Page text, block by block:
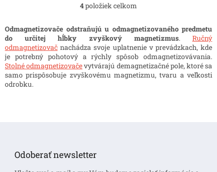
O
l
á
d
a
c
i
4položiek celkom
Odmagnetizovače odstraňujú u odmagnetizovaného predmetu
do určitej hĺbky zvyškový magnetizmus.Ručný
odmagnetizovač nachádza svoje uplatnenie v prevádzkach, kde
je potrebný pohotový a rýchly spôsob odmagnetizovávania.
Stolné odmagnetizovačevytvárajú demagnetizačné pole, ktoré sa
samo prispôsobuje zvyškovému magnetizmu, tvaru a veľkosti
odrobku.
Odoberať newsletter